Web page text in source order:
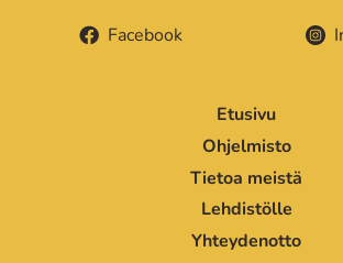
Facebook
Etusivu
Ohjelmisto
Tietoa meistä
Lehdistölle
Yhteydenotto